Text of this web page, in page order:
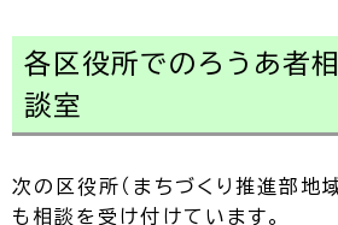
各区役所でのろうあ者相
談室
次の区役所（まちづくり推進部地
も相談を受け付けています。